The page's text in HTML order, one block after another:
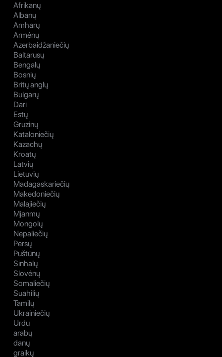
Afrikanų
Albanų
Amharų
Armėnų
Azerbaidžaniečių
Baltarusų
Bengalų
Bosnių
Britų anglų
Bulgarų
Dari
Estų
Gruzinų
Kataloniečių
Kazachų
Kroatų
Latvių
Lietuvių
Madagaskariečių
Makedoniečių
Malajiečių
Mjanmų
Mongolų
Nepaliečių
Persų
Puštūnų
Sinhalų
Slovėnų
Somaliečių
Suahilių
Tamilų
Ukrainiečių
Urdu
arabų
danų
graikų